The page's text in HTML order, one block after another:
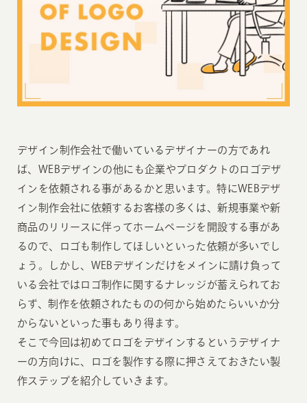
デザイン制作会社で働いているデザイナーの方であれ
ば、WEBデザインの他にも企業やプロダクトのロゴデザ
インを依頼される事があるかと思います。特にWEBデザ
イン制作会社に依頼するお客様の多くは、新規事業や新
商品のリリースに伴ってホームページを開設する事があ
るので、ロゴも制作してほしいといった依頼が多いでし
ょう。しかし、WEBデザインだけをメインに請け負って
いる会社ではロゴ制作に関するナレッジが蓄えられてお
らず、制作を依頼されたものの何から始めたらいいか分
からないといった事もあり得ます。
そこで今回は初めてロゴをデザインするというデザイナ
ーの方向けに、ロゴを製作する際に押さえておきたい製
作ステップを紹介していきます。